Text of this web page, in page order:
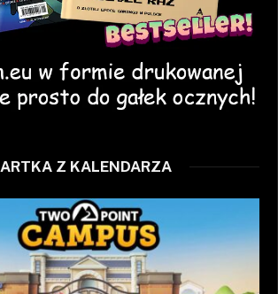
Z KALENDARZA